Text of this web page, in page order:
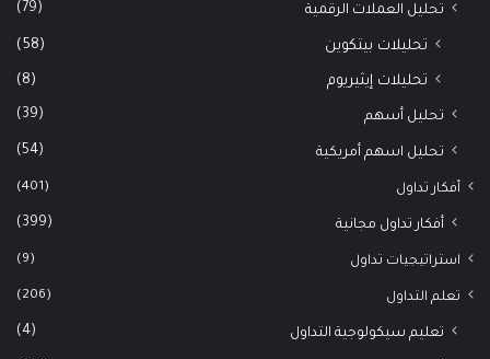
تحليل العملات الرقمية (79)
تحليلات بيتكوين (58)
تحليلات إيثيريوم (8)
تحليل أسهم (39)
تحليل اسهم أمريكية (54)
أفكار تداول (401)
أفكار تداول مجانية (399)
استراتيجيات تداول (9)
تعلم التداول (206)
تعليم سيكولوجية التداول (4)